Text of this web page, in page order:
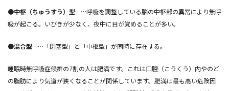
●中枢（ちゅうすう）型……呼吸を調整している脳の中枢部の異常により無呼
吸が起こる。いびきが少なく、夜中に目が覚めることが多い。
●混合型……「閉塞型」と「中枢型」が同時に存在する。
睡眠時無呼吸症候群の7割の人は肥満です。これは口腔（こうくう）内やのど
の脂肪により気道が狭くなることが関係しています。肥満は最も高い危険因